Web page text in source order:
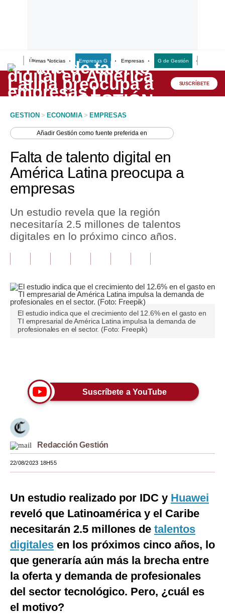
Últimas Noticias Empresas G Empresas G de Gestión
Lo último
Peru Quiosco
Economía
Mercados
Política
Tu Dinero
Finanzas Personales
Inmobiliarias
Plus G
Opinión
Tendencias
Lujo
Viajes
Moda
EEUU
México
España
Internacional
Tecnología
SUSCRÍBETE
GESTION > ECONOMIA > EMPRESAS
AñadirGestión como fuente preferida en
Falta de talento digital en
América Latina preocupa a
empresas
Un estudio revela que la región
necesitaría 2.5 millones de talentos
digitales en lo próximo cinco años.
El estudio indica que el crecimiento del 12.6% en el gasto en
TI empresarial de América Latina impulsa la demanda de
profesionales en el sector. (Foto: Freepik)
Suscríbete a YouTube
Redacción Gestión
22/08/2023 18H55
Un estudio realizado por IDC y Huawei
reveló que Latinoamérica y el Caribe
necesitarán 2.5 millones de talentos
digitales en los próximos cinco años, lo
que generaría aún más la brecha entre
la oferta y demanda de profesionales
del sector tecnológico. Pero, ¿cuál es
el motivo?